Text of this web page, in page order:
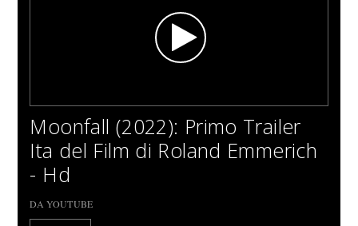
Moonfall (2022): Primo Trailer
Ita del Film di Roland Emmerich
- Hd
DA YOUTUBE